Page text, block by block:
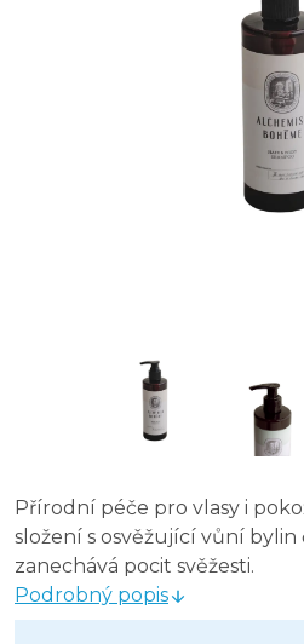
Přírodní péče pro vlasy i
složení s osvěžující vůní bylin
zanechává pocit svěžesti.
Podrobný popis